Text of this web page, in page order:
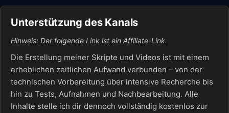
Unterstützung des Kanals
Hinweis: Der folgende Link ist ein Affiliate-Link.
Die Erstellung meiner Skripte und Videos ist mit einem
erheblichen zeitlichen Aufwand verbunden – von der
technischen Vorbereitung über intensive Recherche bis
hin zu Tests, Aufnahmen und Nachbearbeitung. Alle
Inhalte stelle ich dir dennoch vollständig kostenlos zur